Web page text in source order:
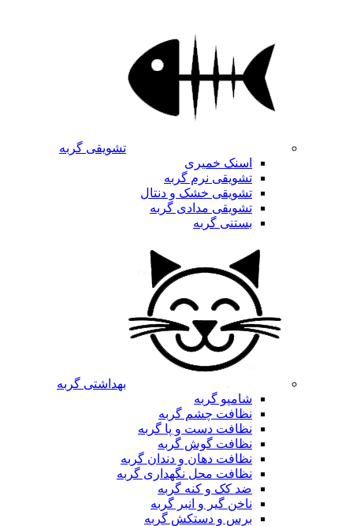
تشویقی گربه
اسنک خمیری
تشویقی نرم گربه
تشویقی خشک و دنتال
تشویقی مدادی گربه
بستنی گربه
بهداشتی گربه
شامپو گربه
نظافت چشم گربه
نظافت دست و پا گربه
نظافت گوش گربه
نظافت دهان و دندان گربه
نظافت محل نگهداری گربه
ضد کک و کنه گربه
ناخن گیر و انبر گربه
برس و دستکش گربه